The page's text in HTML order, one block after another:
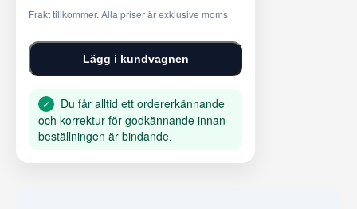
Frakt tillkommer. Alla priser är exklusive moms
Lägg i kundvagnen
✓
Du får alltid ett ordererkännande
och korrektur för godkännande innan
beställningen är bindande.